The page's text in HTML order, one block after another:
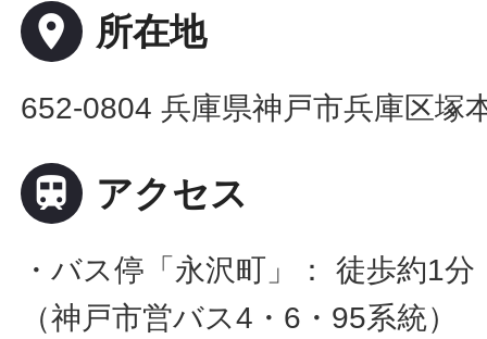
place 所在地
652-0804 兵庫県神戸市兵庫区塚
 アクセス
・バス停「永沢町」： 徒歩約1分
（神戸市営バス4・6・95系統）